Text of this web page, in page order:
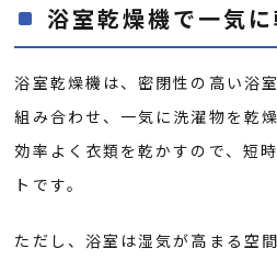
浴室乾燥機で一気
浴室乾燥機は、密閉性の高い浴
組み合わせ、一気に洗濯物を乾
効率よく衣類を乾かすので、短
トです。
ただし、浴室は湿気が高まる空